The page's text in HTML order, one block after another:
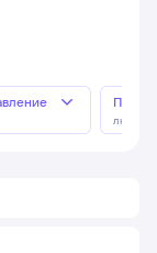
любое